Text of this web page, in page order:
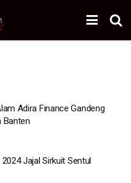
Adira Finance Gandeng
Banten
Jajal Sirkuit Sentul